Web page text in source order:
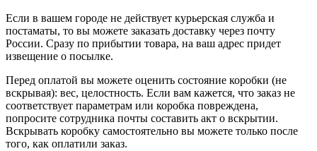
Если в вашем городе не действует курьерская служба и
постаматы, то вы можете заказать доставку через почту
России. Сразу по прибытии товара, на ваш адрес придет
извещение о посылке.
Перед оплатой вы можете оценить состояние коробки (не
вскрывая): вес, целостность. Если вам кажется, что заказ не
соответствует параметрам или коробка повреждена,
попросите сотрудника почты составить акт о вскрытии.
Вскрывать коробку самостоятельно вы можете только после
того, как оплатили заказ.